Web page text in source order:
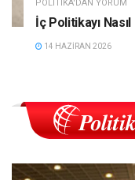
POLITIKA'DAN YORUM
İç Politikayı
14 HAZIRAN 2026